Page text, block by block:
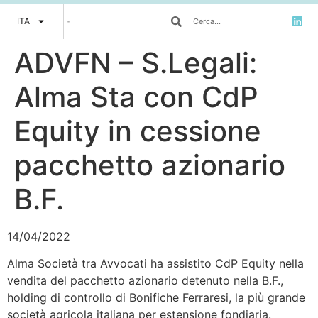
ITA
ADVFN – S.Legali:
Alma Sta con CdP
Equity in cessione
pacchetto azionario
B.F.
14/04/2022
Alma Società tra Avvocati ha assistito CdP Equity nella
vendita del pacchetto azionario detenuto nella B.F.,
holding di controllo di Bonifiche Ferraresi, la più grande
società agricola italiana per estensione fondiaria.